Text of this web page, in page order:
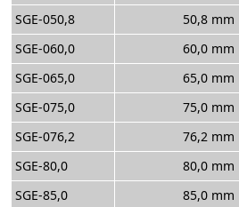
SGE-050,8
50,8 mm
SGE-060,0
60,0 mm
SGE-065,0
65,0 mm
SGE-075,0
75,0 mm
SGE-076,2
76,2 mm
SGE-80,0
80,0 mm
SGE-85,0
85,0 mm